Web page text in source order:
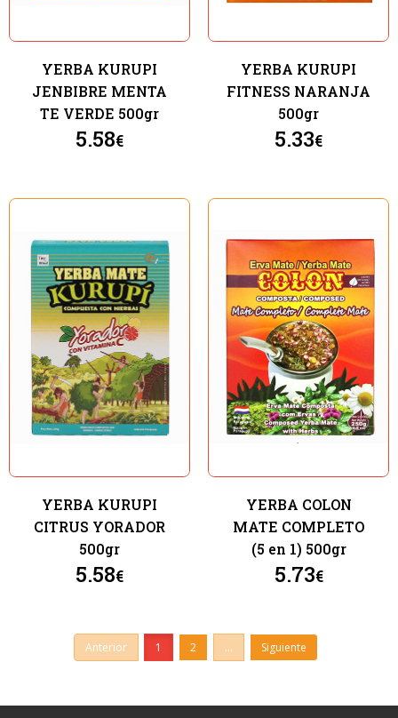
YERBA KURUPI
JENBIBRE MENTA
TE VERDE 500gr
5.58€
YERBA KURUPI
FITNESS NARANJA
500gr
5.33€
YERBA KURUPI
CITRUS YORADOR
500gr
5.58€
YERBA COLON
MATE COMPLETO
(5 en 1) 500gr
5.73€
Anterior 1 2 ... Siguiente